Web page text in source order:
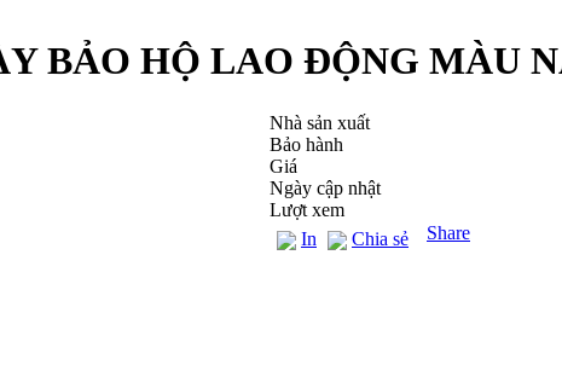
BẢO HỘ LAO ĐỘNG MÀU
Nhà sản xuất
Bảo hành
Giá
Ngày cập nhật
Lượt xem
In
Chia sẻ Share